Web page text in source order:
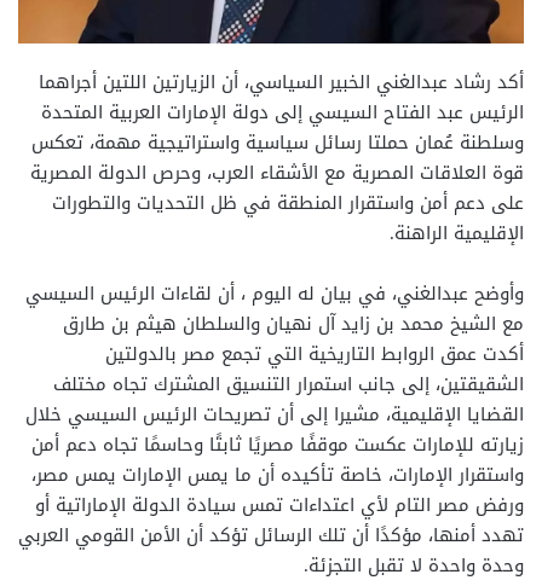
أكد رشاد عبدالغني الخبير السياسي، أن الزيارتين اللتين أجراهما
الرئيس عبد الفتاح السيسي إلى دولة الإمارات العربية المتحدة
وسلطنة عُمان حملتا رسائل سياسية واستراتيجية مهمة، تعكس
قوة العلاقات المصرية مع الأشقاء العرب، وحرص الدولة المصرية
على دعم أمن واستقرار المنطقة في ظل التحديات والتطورات
الإقليمية الراهنة.
وأوضح عبدالغني، في بيان له اليوم ، أن لقاءات الرئيس السيسي
مع الشيخ محمد بن زايد آل نهيان والسلطان هيثم بن طارق
أكدت عمق الروابط التاريخية التي تجمع مصر بالدولتين
الشقيقتين، إلى جانب استمرار التنسيق المشترك تجاه مختلف
القضايا الإقليمية، مشيرا إلى أن تصريحات الرئيس السيسي خلال
زيارته للإمارات عكست موقفًا مصريًا ثابتًا وحاسمًا تجاه دعم أمن
واستقرار الإمارات، خاصة تأكيده أن ما يمس الإمارات يمس مصر،
ورفض مصر التام لأي اعتداءات تمس سيادة الدولة الإماراتية أو
تهدد أمنها، مؤكدًا أن تلك الرسائل تؤكد أن الأمن القومي العربي
وحدة واحدة لا تقبل التجزئة.